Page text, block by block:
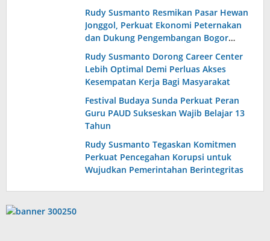
Rudy Susmanto Resmikan Pasar Hewan
Jonggol, Perkuat Ekonomi Peternakan
dan Dukung Pengembangan Bogor
Timur
Rudy Susmanto Dorong Career Center
Lebih Optimal Demi Perluas Akses
Kesempatan Kerja Bagi Masyarakat
Festival Budaya Sunda Perkuat Peran
Guru PAUD Sukseskan Wajib Belajar 13
Tahun
Rudy Susmanto Tegaskan Komitmen
Perkuat Pencegahan Korupsi untuk
Wujudkan Pemerintahan Berintegritas